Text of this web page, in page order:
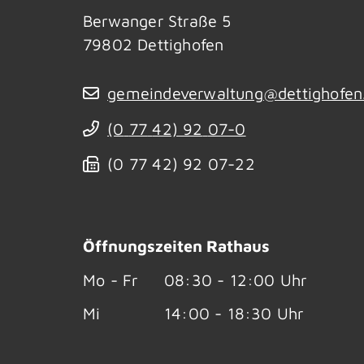
Berwanger Straße 5
79802 Dettighofen
(0 77 42) 92 07-0
(0 77 42) 92 07-22
Öffnungszeiten Rathaus
Mo - Fr
08:30 - 12:00 Uhr
Mi
14:00 - 18:30 Uhr